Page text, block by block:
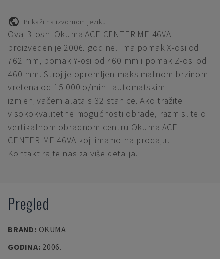
Prikaži na izvornom jeziku
Ovaj 3-osni Okuma ACE CENTER MF-46VA
proizveden je 2006. godine. Ima pomak X-osi od
762 mm, pomak Y-osi od 460 mm i pomak Z-osi od
460 mm. Stroj je opremljen maksimalnom brzinom
vretena od 15 000 o/min i automatskim
izmjenjivačem alata s 32 stanice. Ako tražite
visokokvalitetne mogućnosti obrade, razmislite o
vertikalnom obradnom centru Okuma ACE
CENTER MF-46VA koji imamo na prodaju.
Kontaktirajte nas za više detalja.
Pregled
BRAND: OKUMA
GODINA: 2006.